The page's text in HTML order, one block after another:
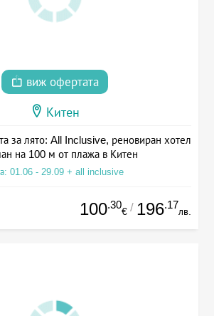
виж офертата
Китен
за лято: All Inclusive, реновиран хотел
на 100 м от плажа в Китен
01.06 - 29.09 + all inclusive
100.30
€ / 196.17
лв.